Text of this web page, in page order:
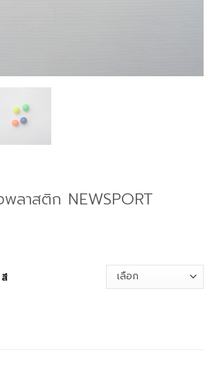
ลาสติก NEWSPORT
สี
พลาสติก NEWSPORT ชิ้น